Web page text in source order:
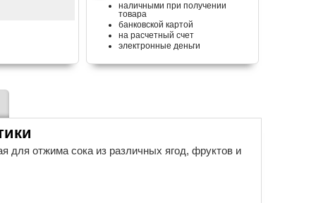
наличными при получении
товара
банковской картой
на расчетный счет
электронные деньги
для отжима сока из различных ягод, фруктов и